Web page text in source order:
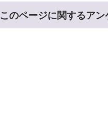
このページに関するアン